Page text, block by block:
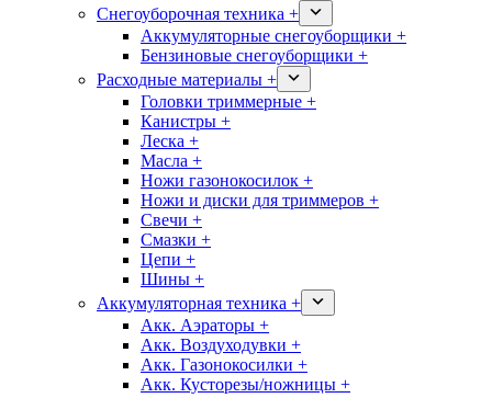
Снегоуборочная техника +
Аккумуляторные снегоуборщики +
Бензиновые снегоуборщики +
Расходные материалы +
Головки триммерные +
Канистры +
Леска +
Масла +
Ножи газонокосилок +
Ножи и диски для триммеров +
Свечи +
Смазки +
Цепи +
Шины +
Аккумуляторная техника +
Акк. Аэраторы +
Акк. Воздуходувки +
Акк. Газонокосилки +
Акк. Кусторезы/ножницы +